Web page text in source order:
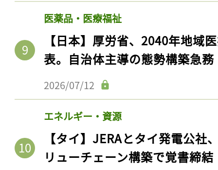
医薬品・医療福祉
【日本】厚労省、2040年地域
表。自治体主導の態勢構築急務
2026/07/12
エネルギー・資源
【タイ】JERAとタイ発電公社
リューチェーン構築で覚書締結